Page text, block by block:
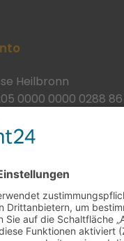
Heilbronn
0000 0000 0288 86
via PayPal